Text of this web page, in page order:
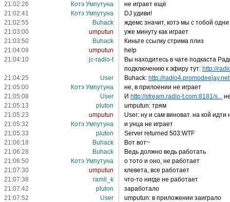
21:02:26
Котэ Умпутуна
не играет ещё
21:02:41
Котэ Умпутуна
DJ удиви!
21:02:55
Buhack
ждемс значит, котэ мы с тобой
21:03:00
umputun
уже минуту как играет
21:03:50
Buhack
Киньте ссылку стрима плиз
21:04:09
umputun
help
21:04:10
jc-radio-t
Вы находитесь в чате подкаста
подключению к эфиру тут: http://
21:04:25
User Buhack: http://
21:05:00
Котэ Умпутуна
не, в прилоении не играет
21:05:08
User И http://stream.radio-t.com:8181/s...
21:05:13
pluton
umputun: трям
21:05:23
umputun
User: ну и сам виноват. на кой
21:05:32
Котэ Умпутуна
и унца не играет
21:05:33
pluton
Server returned 503:WTF
21:06:18
Buhack
Вот вот~
21:06:28
Buhack
Ведь должно ведь работать
21:06:50
Котэ Умпутуна
о тото и оно, не работает
21:07:30
umputun
клевета, все работает
21:07:38
ramil_k
что-то нигде не работает
21:07:42
pluton
заработало
21:07:52
User
umputun: в приложении заиграло